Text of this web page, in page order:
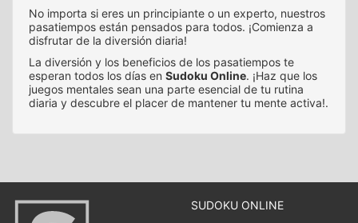
No importa si eres un principiante o un experto, nuestros
pasatiempos están pensados para todos. ¡Comienza a
disfrutar de la diversión diaria!
La diversión y los beneficios de los pasatiempos te
esperan todos los días en Sudoku Online. ¡Haz que los
juegos mentales sean una parte esencial de tu rutina
diaria y descubre el placer de mantener tu mente activa!.
SUDOKU ONLINE